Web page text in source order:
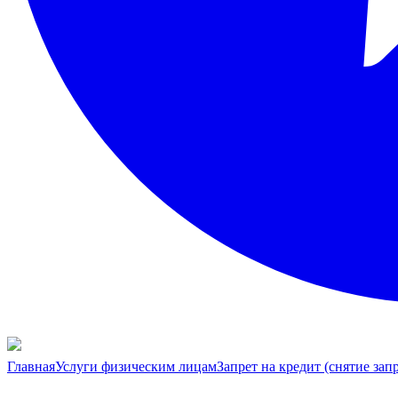
ГлавнаяУслуги физическим лицамЗапрет на кредит (снятие